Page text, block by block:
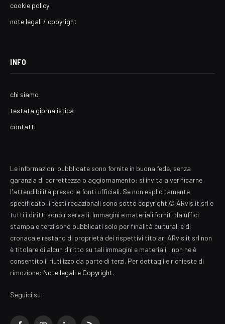
cookie policy
note legali / copyright
INFO
chi siamo
testata giornalistica
contatti
Le informazioni pubblicate sono fornite in buona fede, senza
garanzia di correttezza o aggiornamento: si invita a verificarne
l'attendibilità presso le fonti ufficiali. Se non esplicitamente
specificato, i testi redazionali sono sotto copyright © ARvis.it srl e
tutti i diritti sono riservati. Immagini e materiali forniti da uffici
stampa e terzi sono pubblicati solo per finalità culturali e di
cronaca e restano di proprietà dei rispettivi titolari ARvis.it srl non
è titolare di alcun diritto su tali immagini e materiali : non ne è
consentito il riutilizzo da parte di terzi. Per dettagli e richieste di
rimozione: Note legali e Copyright.
Seguici su: